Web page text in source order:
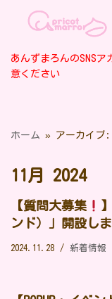
ン
テ
ッ
あんずまろんのSNS
意ください
ホーム » アーカイブ
11月 2024
【質問大募集
ンド）」開設し
2024.11.28 新着情報